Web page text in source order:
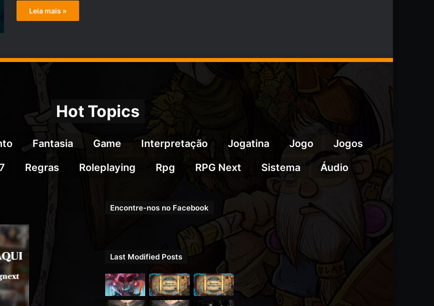
Leia mais »
Hot Topics
Fantasia Game Interpretação Jogatina Jogo
Jogos
Regras Roleplaying Rpg RPG Next Sistema Áudio
Encontre-nos no Facebook
Last Modified Posts